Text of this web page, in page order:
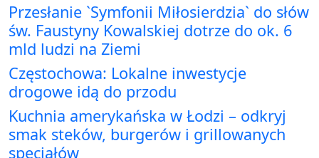
Przesłanie `Symfonii Miłosierdzia` do słów
św. Faustyny Kowalskiej dotrze do ok. 6
mld ludzi na Ziemi
Częstochowa: Lokalne inwestycje
drogowe idą do przodu
Kuchnia amerykańska w Łodzi – odkryj
smak steków, burgerów i grillowanych
specjałów